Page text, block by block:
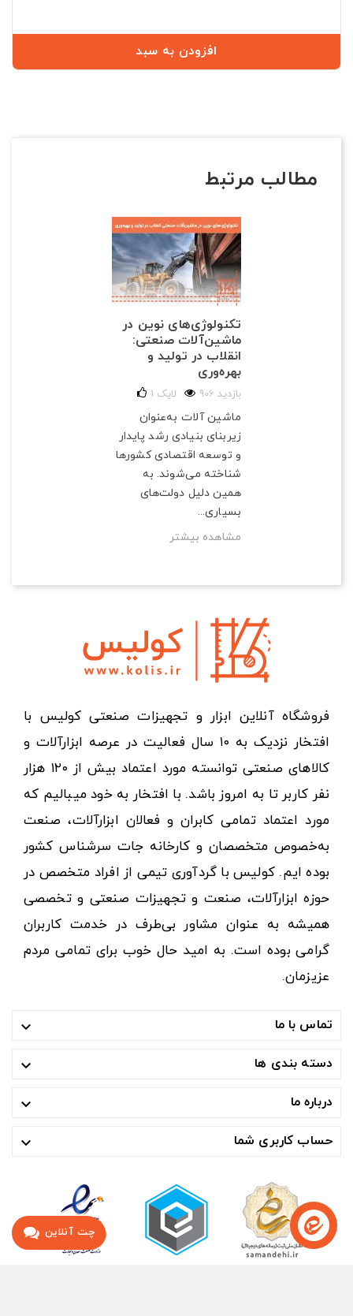
افزودن به سبد
مطالب مرتبط
تکنولوژی‌های نوین در
ماشین‌آلات صنعتی:
انقلاب در تولید و
بهره‌وری
906 بازدید 1 لایک
ماشین آلات به‌عنوان
زیربنای بنیادی رشد پایدار
و توسعه اقتصادی کشورها
شناخته می‌شوند. به
همین دلیل دولت‌های
بسیاری...
مشاهده بیشتر
فروشگاه آنلاین ابزار و تجهیزات صنعتی کولیس با
افتخار نزدیک به ۱۰ سال فعالیت در عرصه ابزارآلات و
کالاهای صنعتی توانسته مورد اعتماد بیش از ۱۲۰ هزار
نفر کاربر تا به امروز باشد. با افتخار به خود میبالیم که
مورد اعتماد تمامی کابران و فعالان ابزارآلات، صنعت
به‌خصوص متخصصان و کارخانه جات سرشناس کشور
بوده ایم. کولیس با گردآوری تیمی از افراد متخصص در
حوزه ابزارآلات، صنعت و تجهیزات صنعتی و تخصصی
همیشه به عنوان مشاور بی‌طرف در خدمت کاربران
گرامی بوده است. به امید حال خوب برای تمامی مردم
عزیزمان.
تماس با ما 
دسته بندی ها 
درباره ما 
حساب کاربری شما 
چت آنلاین